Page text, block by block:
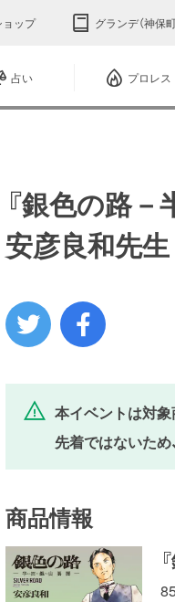
ップ グランデ（神保町
占い プロレス
『銀色の路
安彦良和先
本イベントは対
先着ではないため
商品情報